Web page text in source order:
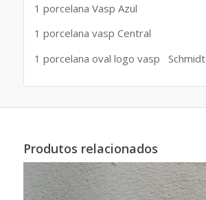
1 porcelana Vasp Azul
1 porcelana vasp Central
1 porcelana oval logo vasp Schmidt
Produtos relacionados